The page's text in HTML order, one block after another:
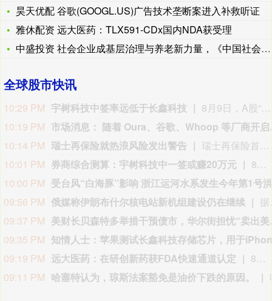
昊天优配 谷歌(GOOGL.US)广告技术垄断案进入补救听证
雅休配资 远大医药：TLX591-CDx国内NDA获受理
中盛投资 社会企业成基层治理与养老新力量，《中国社会企业发展
全球股市快讯
09:03 PM
09:02 PM
08:51 PM
08:38 PM 超纯应材：股票将于2026年8月11日在创业板上市
08:38 PM 超纯应材：获深交所上市同意，股票代码301717
08:27 PM 北京君正通过港交所上市聆讯
据港交所文件，8月9日，北京君正集成电路股份有限公司更新聆讯后资料集，意味着该公司港交所IPO通过聆讯。
08:20 PM
08:19 PM
招商证
07:48 PM 8月9日《新闻联播》主要内容
今天《新闻联播》主要内容有：1.【新思想引领新征程】丰收背后的“稳”与“进”； 2.我国加快推进算力网建设； 3.我国加强对基础研究的长期稳定支持； 4.台风“白海豚”登陆 各地各部门全力应对； 5.7月份居民消费价格指数保持温和上涨； 6.我国加快自然资源“一张图”平台建设； 7.我国生态修复治理取得新成效； 8.【文化中国行】平遥古城活态保护焕发新光彩； 9.国内联播快讯： （1）我国地热资源直接利用规模稳居世界首位； （2）7月下旬全国在田蔬菜面积1.06亿亩 供应充足； （3）我国渤海首个千亿方大气田一期开发项目全面投产； （4）2026“百县对百校促就业行动”校地人才供需对接会举行； （5）第16届全国残疾人健身周活动启动； （6）《2026中国AI盛典》今晚总台央视综合频道播出； 10.伊朗称在美国接受其条件前不会重新开放霍尔木兹海峡： （1）伊媒称有证据显示 美军在对伊朗的军事行动中使用含磷弹药； （2）美媒称美“爱国者”导弹库存不足1700枚； 11.加拿大不列颠哥伦比亚省因林火快速蔓延进入紧急状态 大批居民撤离 美犹他州两处林火仍失控 消防直升机坠毁致两人死亡； 12.国际联播快讯： （1）俄驻日大使称日本谋“核”将招致反制； （2）保加利亚称境内爆炸无人机或来自乌克兰； （3）台风“白海豚”在日本和菲律宾引发灾情； （4）意大利埃特纳火山喷发影响机场航班。
07:46 PM 远信储能递表港交所 据港交所文件，8月9日，深圳市远信储能技术股份有限公司向港交所提交上市申请书，独家保荐人为招银国际。